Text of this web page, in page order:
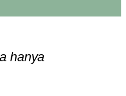
hanya